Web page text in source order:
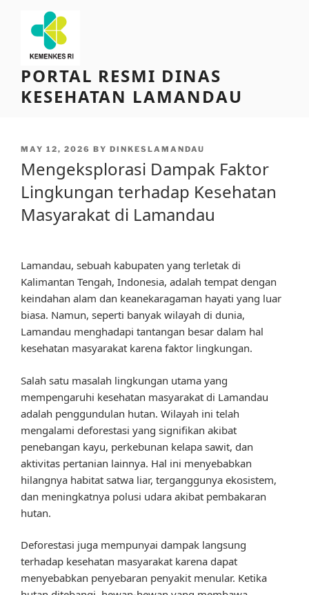
content
PORTAL RESMI DINAS
KESEHATAN LAMANDAU
POSTED
MAY 12, 2026 BY DINKESLAMANDAU
Mengeksplorasi Dampak Faktor
Lingkungan terhadap Kesehatan
Masyarakat di Lamandau
Lamandau, sebuah kabupaten yang terletak di
Kalimantan Tengah, Indonesia, adalah tempat dengan
keindahan alam dan keanekaragaman hayati yang luar
biasa. Namun, seperti banyak wilayah di dunia,
Lamandau menghadapi tantangan besar dalam hal
kesehatan masyarakat karena faktor lingkungan.
Salah satu masalah lingkungan utama yang
mempengaruhi kesehatan masyarakat di Lamandau
adalah penggundulan hutan. Wilayah ini telah
mengalami deforestasi yang signifikan akibat
penebangan kayu, perkebunan kelapa sawit, dan
aktivitas pertanian lainnya. Hal ini menyebabkan
hilangnya habitat satwa liar, terganggunya ekosistem,
dan meningkatnya polusi udara akibat pembakaran
hutan.
Deforestasi juga mempunyai dampak langsung
terhadap kesehatan masyarakat karena dapat
menyebabkan penyebaran penyakit menular. Ketika